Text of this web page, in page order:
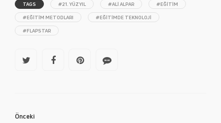
TAGS #21. YÜZYIL #ALI ALPAR
#EĞITIM
#EĞITIM METODLARI
#EĞITIMDE TEKNOLOJI
#FLAPSTAR
Önceki